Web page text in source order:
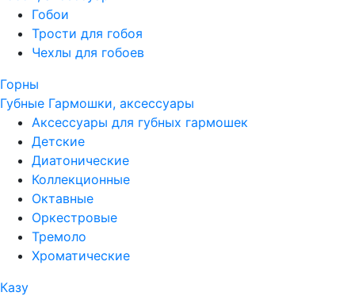
Гобои
Трости для гобоя
Чехлы для гобоев
Горны
Губные Гармошки, аксессуары
Аксессуары для губных гармошек
Детские
Диатонические
Коллекционные
Октавные
Оркестровые
Тремоло
Хроматические
Казу